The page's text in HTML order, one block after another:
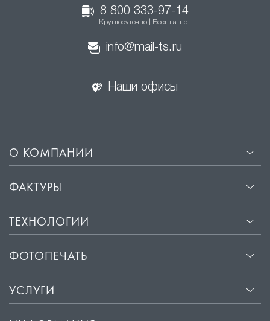
8 800 333-97-14
Круглосуточно | Бесплатно
info@mail-ts.ru
Наши офисы
О КОМПАНИИ
ФАКТУРЫ
ТЕХНОЛОГИИ
ФОТОПЕЧАТЬ
УСЛУГИ